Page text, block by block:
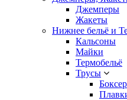
Джемперы
Жакеты
Нижнее бельё и
Кальсоны
Майки
Термобельё
Трусы